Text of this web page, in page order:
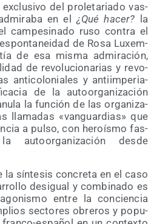
exclu­si­vo del pro­le­ta­ria­do vas­
en el ¿Qué hacer? la
cam­pe­si­na­do ruso con­tra el
de Rosa Luxem­
de esa mis­ma admi­ra­ción,
de revo­lu­cio­na­rias y revo­
anti­co­lo­nia­les y anti­im­pe­ria­
de la auto­or­ga­ni­za­ción
la fun­ción de las orga­ni­za­
lla­ma­das «van­guar­dias» que
a pul­so, con heroís­mo fas­
auto­or­ga­ni­za­ción des­de
la sín­te­sis con­cre­ta en el caso
des­igual y com­bi­na­do es
entre la con­cien­cia
sec­to­res obre­ros y popu­